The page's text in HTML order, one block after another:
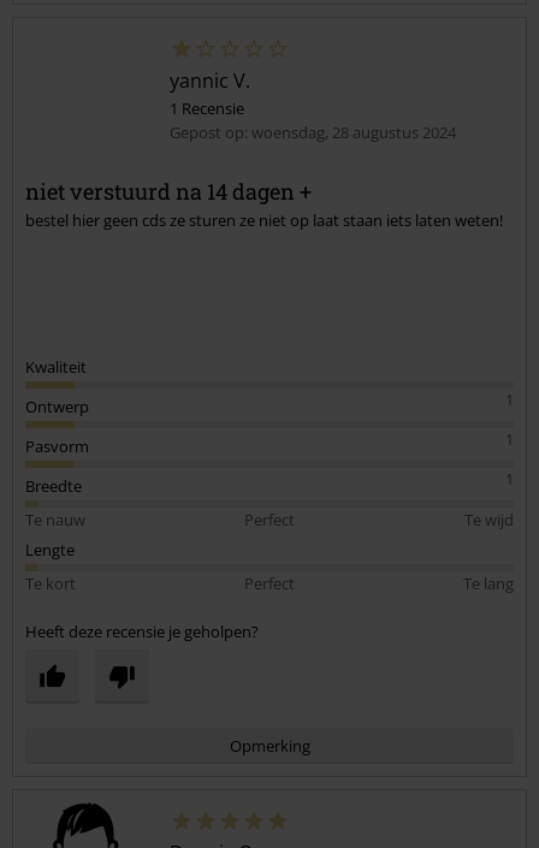
Commentaar versturen
yannic V.
1 Recensie
Gepost op: woensdag, 28 augustus 2024
niet verstuurd na 14 dagen +
bestel hier geen cds ze sturen ze niet op laat staan iets laten weten!
Kwaliteit
1
Ontwerp
1
Pasvorm
1
Breedte
Te nauw
Perfect
Te wijd
Lengte
Te kort
Perfect Te lang
Heeft deze recensie je geholpen?
Opmerking